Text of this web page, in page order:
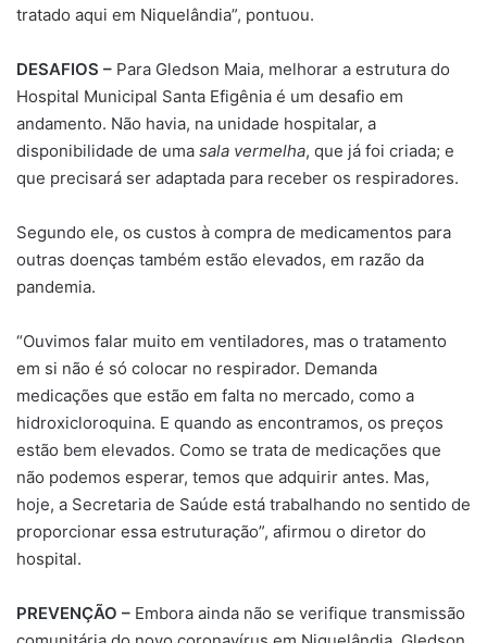
tratado aqui em Niquelândia”, pontuou.
DESAFIOS – Para Gledson Maia, melhorar a estrutura do
Hospital Municipal Santa Efigênia é um desafio em
andamento. Não havia, na unidade hospitalar, a
disponibilidade de uma sala vermelha, que já foi criada; e
que precisará ser adaptada para receber os respiradores.
Segundo ele, os custos à compra de medicamentos para
outras doenças também estão elevados, em razão da
pandemia.
“Ouvimos falar muito em ventiladores, mas o tratamento
em si não é só colocar no respirador. Demanda
medicações que estão em falta no mercado, como a
hidroxicloroquina. E quando as encontramos, os preços
estão bem elevados. Como se trata de medicações que
não podemos esperar, temos que adquirir antes. Mas,
hoje, a Secretaria de Saúde está trabalhando no sentido de
proporcionar essa estruturação”, afirmou o diretor do
hospital.
PREVENÇÃO – Embora ainda não se verifique transmissão